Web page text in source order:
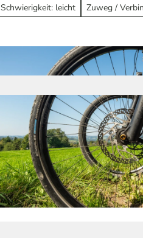
Schwierigkeit: leicht Zuweg /